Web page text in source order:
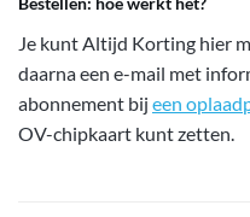
Je kunt Altijd Korting hier
daarna een e-mail met
abonnement bij een
OV-chipkaart kunt zetten.